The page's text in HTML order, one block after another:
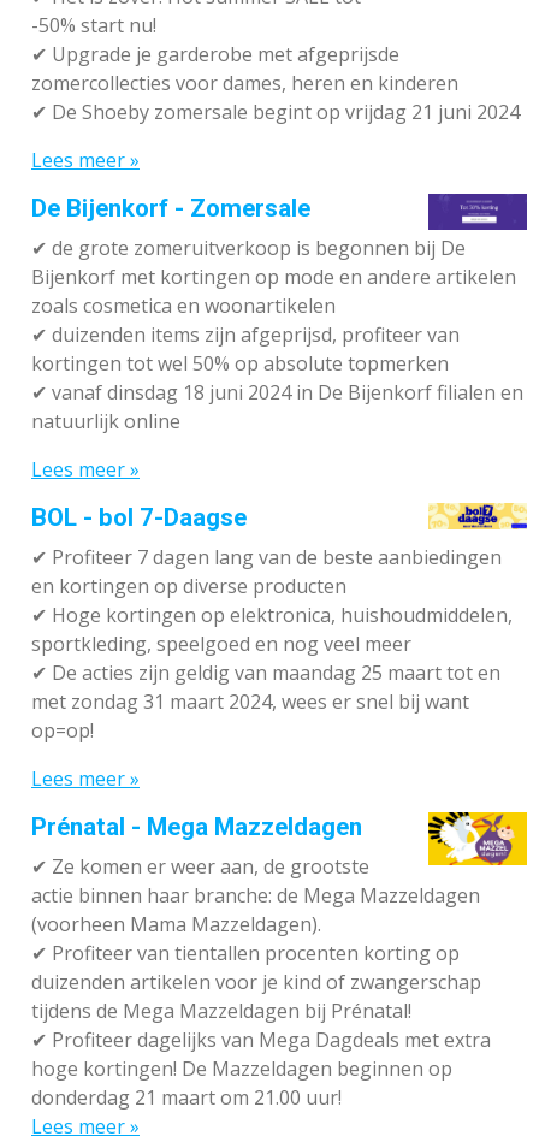
-50% start nu!
✔ Upgrade je garderobe met afgeprijsde
zomercollecties voor dames, heren en kinderen
✔ De Shoeby zomersale begint op vrijdag 21 juni 2024
Lees meer »
De Bijenkorf - Zomersale
✔ de grote zomeruitverkoop is begonnen bij De
Bijenkorf met kortingen op mode en andere artikelen
zoals cosmetica en woonartikelen
✔ duizenden items zijn afgeprijsd, profiteer van
kortingen tot wel 50% op absolute topmerken
✔ vanaf dinsdag 18 juni 2024 in De Bijenkorf filialen en
natuurlijk online
Lees meer »
BOL - bol 7-Daagse
✔ Profiteer 7 dagen lang van de beste aanbiedingen
en kortingen op diverse producten
✔ Hoge kortingen op elektronica, huishoudmiddelen,
sportkleding, speelgoed en nog veel meer
✔ De acties zijn geldig van maandag 25 maart tot en
met zondag 31 maart 2024, wees er snel bij want
op=op!
Lees meer »
Prénatal - Mega Mazzeldagen
✔ Ze komen er weer aan, de grootste
actie binnen haar branche: de Mega Mazzeldagen
(voorheen Mama Mazzeldagen).
✔ Profiteer van tientallen procenten korting op
duizenden artikelen voor je kind of zwangerschap
tijdens de Mega Mazzeldagen bij Prénatal!
✔ Profiteer dagelijks van Mega Dagdeals met extra
hoge kortingen! De Mazzeldagen beginnen op
donderdag 21 maart om 21.00 uur!
Lees meer »